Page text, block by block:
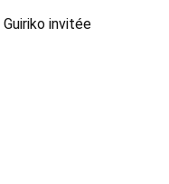
invitée